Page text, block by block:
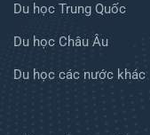
Du học Trung Quốc
Du học Châu Âu
Du học các nước khác